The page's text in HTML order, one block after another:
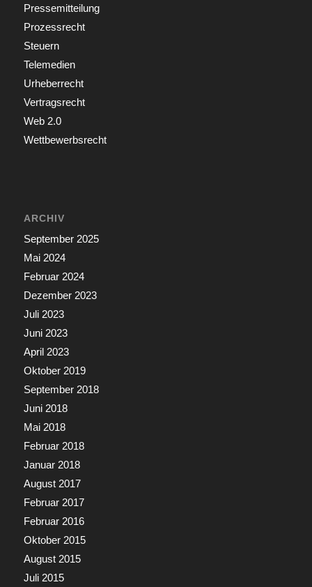
Pressemitteilung
Prozessrecht
Steuern
Telemedien
Urheberrecht
Vertragsrecht
Web 2.0
Wettbewerbsrecht
ARCHIV
September 2025
Mai 2024
Februar 2024
Dezember 2023
Juli 2023
Juni 2023
April 2023
Oktober 2019
September 2018
Juni 2018
Mai 2018
Februar 2018
Januar 2018
August 2017
Februar 2017
Februar 2016
Oktober 2015
August 2015
Juli 2015